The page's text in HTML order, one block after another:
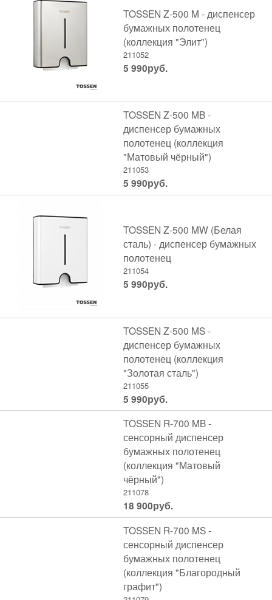
TOSSEN Z-500 M - диспенсер
бумажных полотенец
(коллекция "Элит")
211052
5 990руб.
TOSSEN Z-500 MB -
диспенсер бумажных
полотенец (коллекция
"Матовый чёрный")
211053
5 990руб.
TOSSEN Z-500 MW (Белая
сталь) - диспенсер бумажных
полотенец
211054
5 990руб.
TOSSEN Z-500 MS -
диспенсер бумажных
полотенец (коллекция
"Золотая сталь")
211055
5 990руб.
TOSSEN R-700 MB -
сенсорный диспенсер
бумажных полотенец
(коллекция "Матовый
чёрный")
211078
18 900руб.
TOSSEN R-700 MS -
сенсорный диспенсер
бумажных полотенец
(коллекция "Благородный
графит")